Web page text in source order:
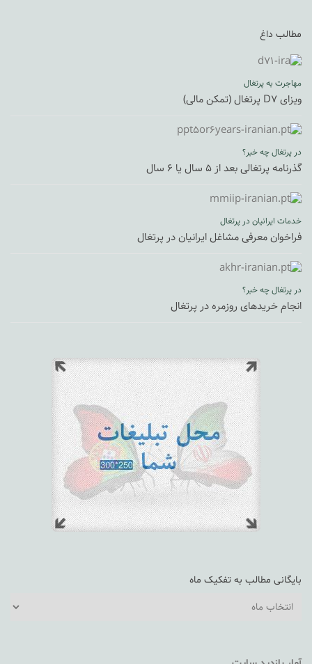
مطالب داغ
مهاجرت به پرتغال
ویزای D7 پرتغال (تمکن مالی)
در پرتغال چه خبر؟
گذرنامه پرتغالی بعد از ۵ سال یا ۶ سال
خدمات ایرانیان در پرتغال
فراخوان معرفی مشاغل ایرانیان در پرتغال
در پرتغال چه خبر؟
انجام خریدهای روزمره در پرتغال
بایگانی مطالب به تفکیک ماه
بایگانی